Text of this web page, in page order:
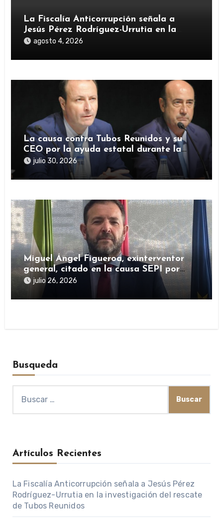
La Fiscalía Anticorrupción señala a
Jesús Pérez Rodríguez-Urrutia en la
investigación del rescate de Tubos
agosto 4, 2026
La causa contra Tubos Reunidos y su
CEO por la ayuda estatal durante la
pandemia sigue abierta
julio 30, 2026
Miguel Ángel Figueroa, exinterventor
general, citado en la causa SEPI por
presuntas irregularidades en ayudas
julio 26, 2026
Busqueda
Artículos Recientes
La Fiscalía Anticorrupción señala a Jesús Pérez
Rodríguez-Urrutia en la investigación del rescate
de Tubos Reunidos